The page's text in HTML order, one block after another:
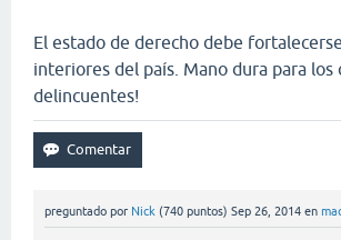
El estado de derecho debe
interiores del país. Mano dura para los
delincuentes!
preguntado por Nick (740 puntos) Sep 26, 2014 en